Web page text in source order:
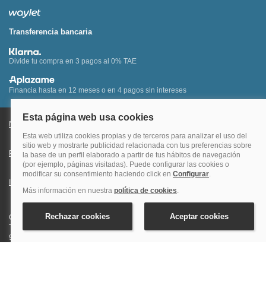
Transferencia bancaria
Divide tu compra en 3 pagos al 0% TAE
Financia hasta en 12 meses o en 4 pagos sin intereses
Nota legal y condiciones de uso de la página web
Política de Privacidad Condiciones Generales de Contratación
Información Legal sobre Mercados en Línea
Quehoteles.com - Especialistas en hoteles © Copyright Veturis Travel S.A.
Todos los derechos reservados. Autorización nº I-AV0000879.4 Tel: +34
915759999